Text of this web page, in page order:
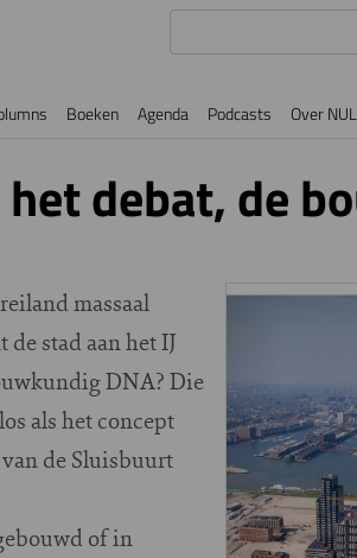
Boeken Agenda Podcasts Over
debat, de
massaal
stad aan het IJ
DNA? Die
als het concept
de Sluisbuurt
of in